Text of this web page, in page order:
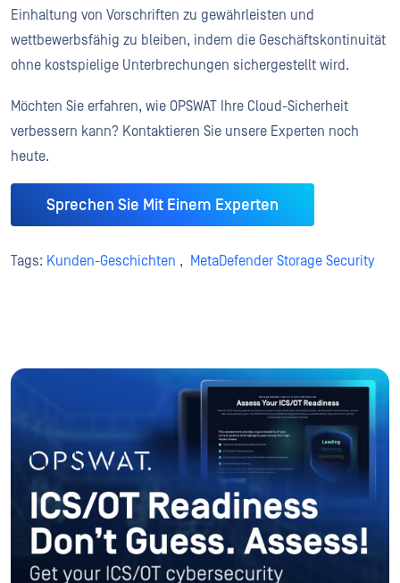
Einhaltung von Vorschriften zu gewährleisten und
wettbewerbsfähig zu bleiben, indem die Geschäftskontinuität
ohne kostspielige Unterbrechungen sichergestellt wird.
Möchten Sie erfahren, wie OPSWAT Ihre Cloud-Sicherheit
verbessern kann? Kontaktieren Sie unsere Experten noch
heute.
Sprechen Sie Mit Einem Experten
Tags: Kunden-Geschichten , MetaDefender Storage Security